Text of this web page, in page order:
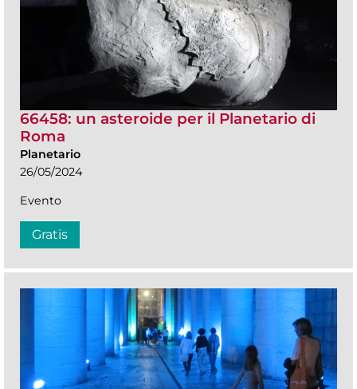
66458: un asteroide per il Planetario di
Roma
Planetario
26/05/2024
Evento
Gratis